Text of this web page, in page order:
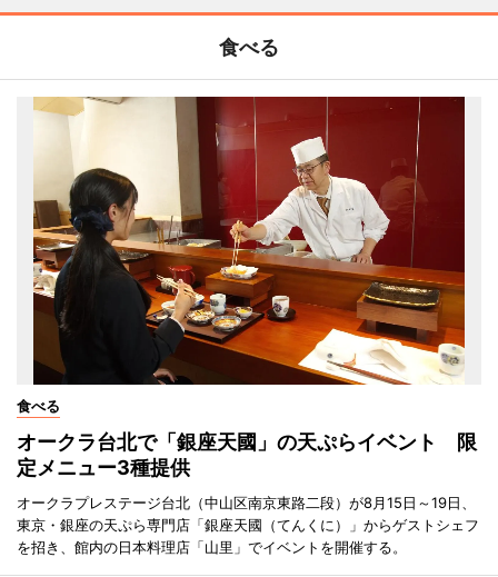
食べる
食べる
オークラ台北で「銀座天國」の天ぷらイベント 限
定メニュー3種提供
オークラプレステージ台北（中山区南京東路二段）が8月15日～19日、
東京・銀座の天ぷら専門店「銀座天國（てんくに）」からゲストシェフ
を招き、館内の日本料理店「山里」でイベントを開催する。